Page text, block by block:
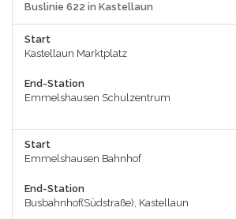
Buslinie 622 in Kastellaun
Start
Kastellaun Marktplatz
End-Station
Emmelshausen Schulzentrum
Start
Emmelshausen Bahnhof
End-Station
Busbahnhof(Südstraße), Kastellaun